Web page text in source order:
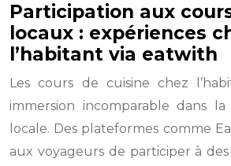
Participation aux
locaux : expériences
l’habitant via eatwith
Les cours de cuisine chez
immersion incomparable dans
locale. Des plateformes comme
aux voyageurs de participer à